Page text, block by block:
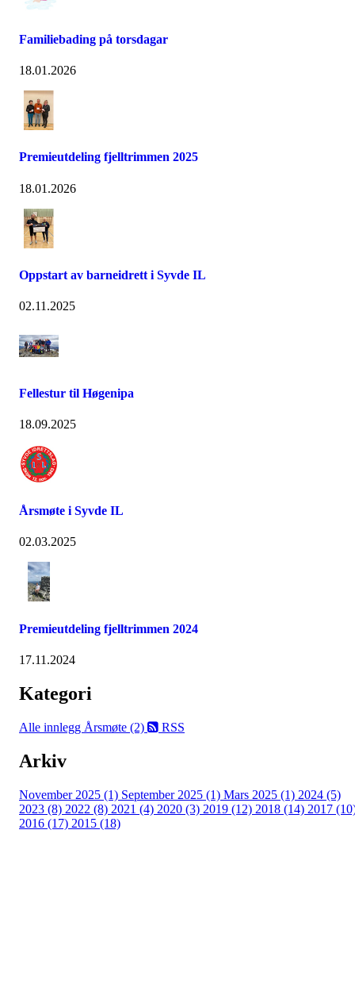
Familiebading på torsdagar
18.01.2026
Premieutdeling fjelltrimmen 2025
18.01.2026
Oppstart av barneidrett i Syvde IL
02.11.2025
Fellestur til Høgenipa
18.09.2025
Årsmøte i Syvde IL
02.03.2025
Premieutdeling fjelltrimmen 2024
17.11.2024
Kategori
Alle innlegg Årsmøte (2) RSS
Arkiv
November 2025 (1) September 2025 (1) Mars 2025 (1) 2024 (5)
2023 (8) 2022 (8) 2021 (4) 2020 (3) 2019 (12) 2018 (14) 2017
2016 (17) 2015 (18)